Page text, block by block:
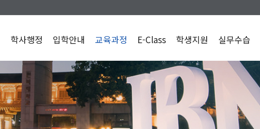
학사행정 입학안내 교육과정 E-Class 학생지원 실무수습